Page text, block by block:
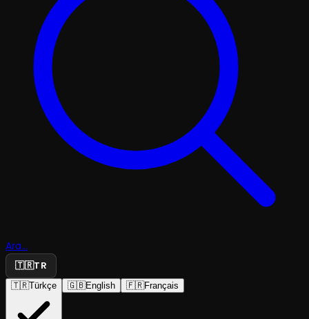
Ara...
🇹🇷TR
🇹🇷Türkçe 🇬🇧English 🇫🇷Français